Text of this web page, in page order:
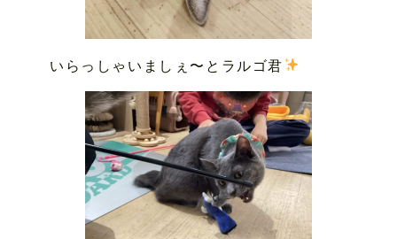
いらっしゃいましぇ〜とラルゴ君